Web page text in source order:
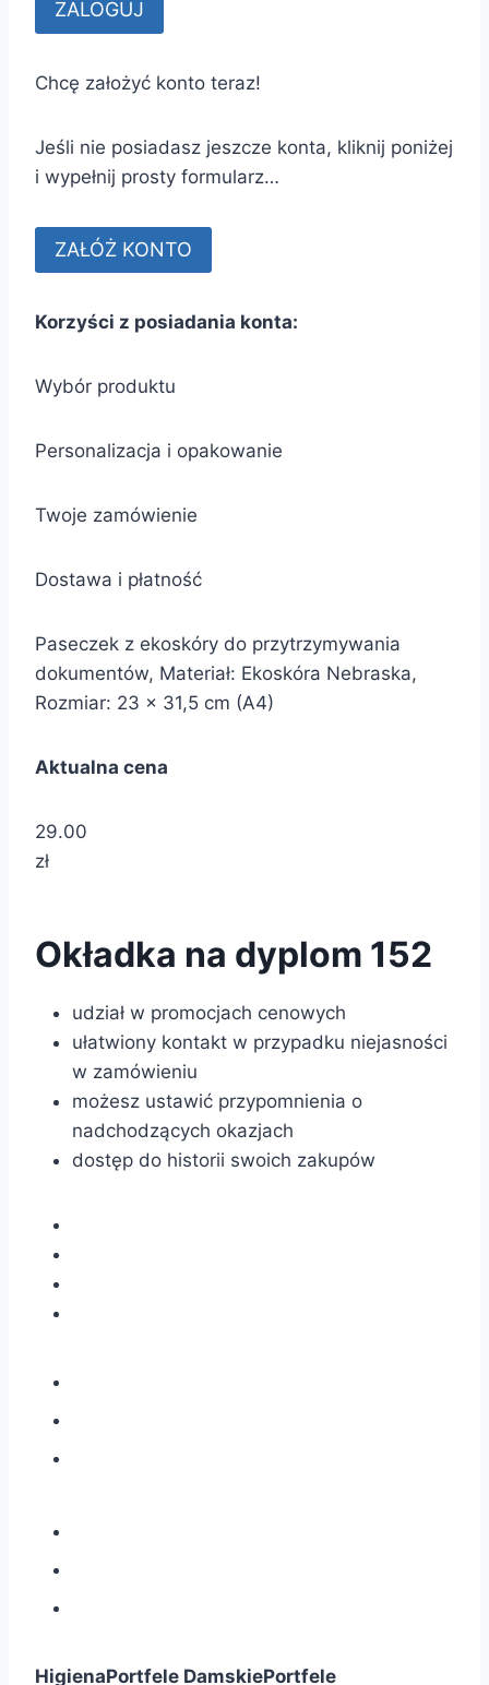
Chcę założyć konto teraz!
Jeśli nie posiadasz jeszcze konta, kliknij poniżej
i wypełnij prosty formularz…
Korzyści z posiadania konta:
Wybór produktu
Personalizacja i opakowanie
Twoje zamówienie
Dostawa i płatność
Paseczek z ekoskóry do przytrzymywania
dokumentów, Materiał: Ekoskóra Nebraska,
Rozmiar: 23 x 31,5 cm (A4)
Aktualna cena
29.00
zł
Okładka na dyplom 152
udział w promocjach cenowych
ułatwiony kontakt w przypadku niejasności
w zamówieniu
możesz ustawić przypomnienia o
nadchodzących okazjach
dostęp do historii swoich zakupów
HigienaPortfele DamskiePortfele